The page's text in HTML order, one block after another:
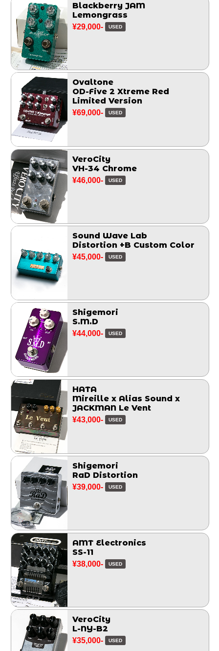
Blackberry JAM
Lemongrass
¥29,000- USED
Ovaltone
OD-Five 2 Xtreme Red
Limited Version
¥69,000- USED
VeroCity
VH-34 Chrome
¥46,000- USED
Sound Wave Lab
Distortion +B Custom Color
¥45,000- USED
Shigemori
S.M.D
¥44,000- USED
HATA
Mireille x Alias Sound x
JACKMAN Le Vent
¥43,000- USED
Shigemori
RaD Distortion
¥39,000- USED
AMT Electronics
SS-11
¥38,000- USED
VeroCity
L-NY-B2
¥35,000- USED